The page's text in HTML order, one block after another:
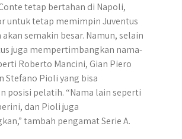
tetap bertahan di Napoli,
untuk tetap memimpin Juventus
semakin besar. Namun, selain
juga mempertimbangkan nama-
Roberto Mancini, Gian Piero
Stefano Pioli yang bisa
posisi pelatih. “Nama lain seperti
dan Pioli juga
tambah pengamat Serie A.